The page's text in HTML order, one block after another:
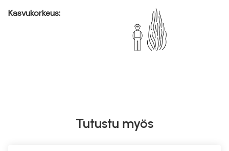
Kasvukorkeus:
Tutustu myös